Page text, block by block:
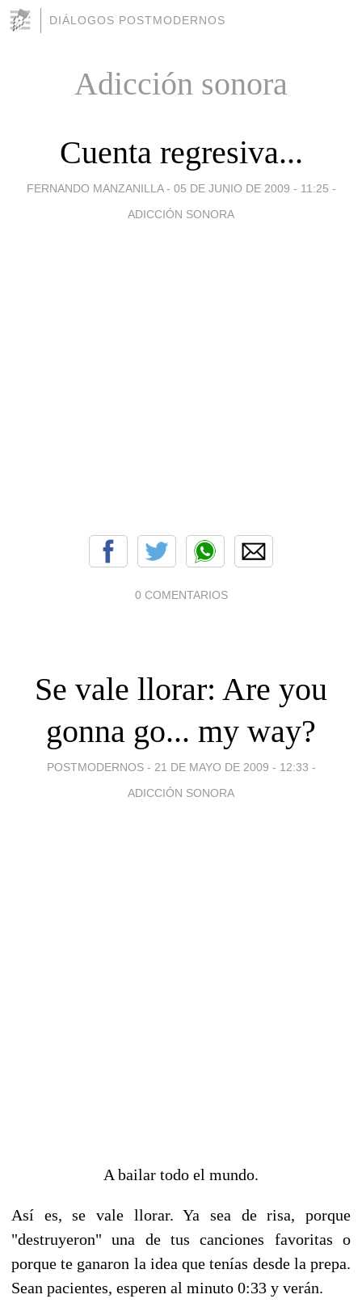
DIÁLOGOS POSTMODERNOS
Adicción sonora
Cuenta regresiva...
FERNANDO MANZANILLA - 05 DE JUNIO DE 2009 - 11:25 -
ADICCIÓN SONORA
0 COMENTARIOS
Se vale llorar: Are you
gonna go... my way?
POSTMODERNOS - 21 DE MAYO DE 2009 - 12:33 -
ADICCIÓN SONORA
A bailar todo el mundo.
Así es, se vale llorar. Ya sea de risa, porque
"destruyeron" una de tus canciones favoritas o
porque te ganaron la idea que tenías desde la prepa.
Sean pacientes, esperen al minuto 0:33 y verán.